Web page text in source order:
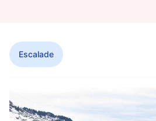
Escalade